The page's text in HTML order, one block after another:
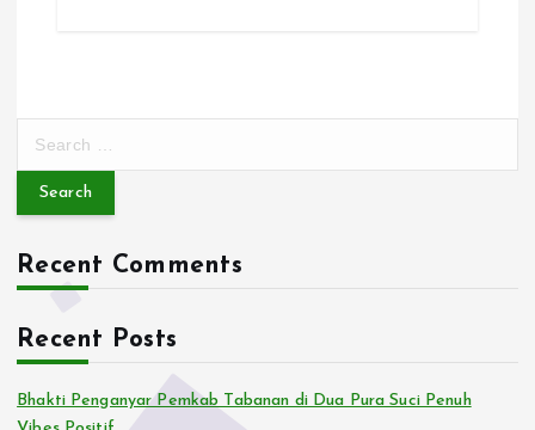
r
h
f
o
r
Recent Comments
Recent Posts
Bhakti Penganyar Pemkab Tabanan di Dua Pura Suci Penuh